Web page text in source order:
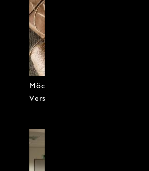
Möchten Sie kulinarischen Genuss
Verschenken?